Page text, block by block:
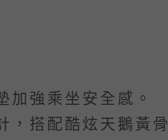
加強乘坐安全感。
，搭配酷炫天鵝黃骨